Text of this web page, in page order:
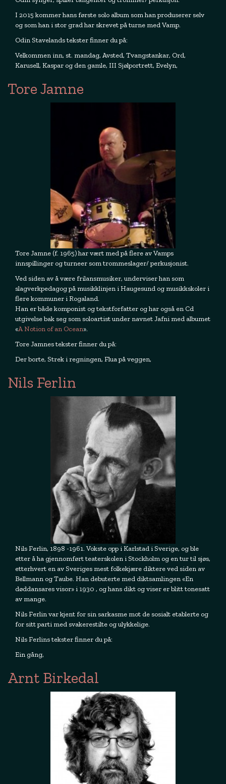
I 2015 kommer hans første solo album som han produserer selv
og som han i stor grad har skrevet på turne med Vamp.
Odin Stavelands tekster finner du på:
Velkommen inn, st. mandag, Avsted, Tvangstankar, Ord,
Karusell, Kaspar og den gamle, III Sjølportrett, Evelyn,
Tore Jamne
Tore Jamne (f. 1965) har vært med på flere av Vamps
innspillinger og turneer som trommeslager/ perkusjonist.
Ved siden av å være frilansmusiker, underviser han som
slagverkpedagog på musikklinjen i Haugesund og musikkskoler i
flere kommuner i Rogaland.
Han er både komponist og tekstforfatter og har også en Cd
utgivelse bak seg som soloartist under navnet Jafni med albumet
«A Notion of an Ocean».
Tore Jamnes tekster finner du på:
Der borte, Strek i regningen, Flua på veggen,
Nils Ferlin
Nils Ferlin, 1898 -1961. Vokste opp i Karlstad i Sverige, og ble
etter å ha gjennomført teaterskolen i Stockholm og en tur til sjøs,
etterhvert en av Sveriges mest folkekjære diktere ved siden av
Bellmann og Taube. Han debuterte med diktsamlingen «En
døddansares visor» i 1930 , og hans dikt og viser er blitt tonesatt
av mange.
Nils Ferlin var kjent for sin sarkasme mot de sosialt etablerte og
for sitt parti med svakerestilte og ulykkelige.
Nils Ferlins tekster finner du på:
Ein gång,
Arnt Birkedal